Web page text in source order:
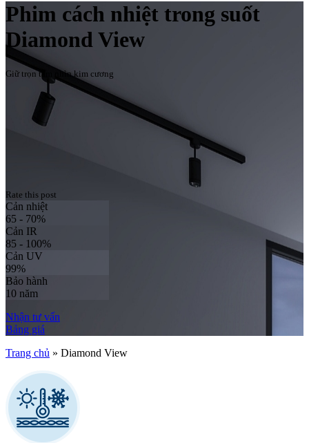
Phim cách nhiệt trong suốt
Diamond View
Giữ trọn tầm nhìn kim cương
Rate this post
Cản nhiệt
65 - 70%
Cản IR
85 - 100%
Cản UV
99%
Bảo hành
10 năm
Nhận tư vấn
Bảng giá
Trang chủ » Diamond View